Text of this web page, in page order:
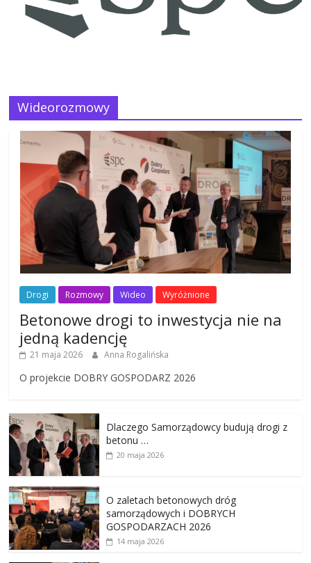
Wideorozmowy
Drogi Rozmowy Wideo Wyróżnione
Betonowe drogi to inwestycja nie na
jedną kadencję
21 maja 2026 Anna Rogalińska
O projekcie DOBRY GOSPODARZ 2026
Dlaczego Samorządowcy budują drogi z
betonu …
20 maja 2026
O zaletach betonowych dróg
samorządowych i DOBRYCH
GOSPODARZACH 2026
14 maja 2026